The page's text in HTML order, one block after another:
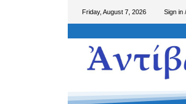
Friday, August 7, 2026 Sign in